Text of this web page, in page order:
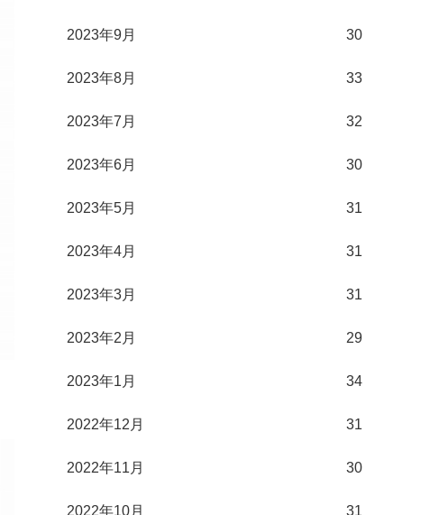
2023年9月 30
2023年8月 33
2023年7月 32
2023年6月 30
2023年5月 31
2023年4月 31
2023年3月 31
2023年2月 29
2023年1月 34
2022年12月 31
2022年11月 30
2022年10月 31